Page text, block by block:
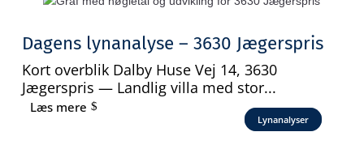
Dagens lynanalyse – 3630 Jægerspris
Kort overblik Dalby Huse Vej 14, 3630
Jægerspris — Landlig villa med stor...
Læs mere
Lynanalyser